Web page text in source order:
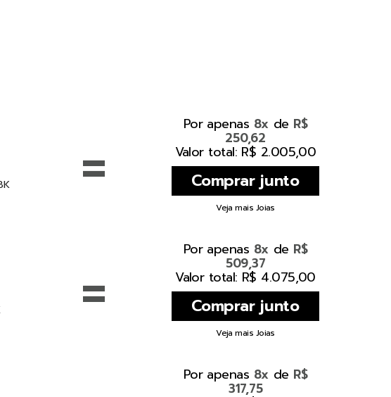
=
Por apenas 8x de R$
250,62
Valor total: R$ 2.005,00
Veja mais Joias
=
Por apenas 8x de R$
509,37
Valor total: R$ 4.075,00
Veja mais Joias
Por apenas 8x de R$
317,75